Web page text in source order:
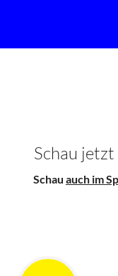
Schau
Schau auch im